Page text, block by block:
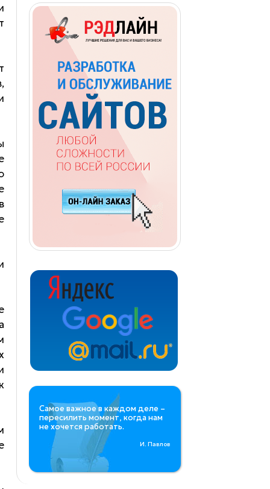
Самое важное в каждом деле –
пересилить момент, когда нам
не хочется работать.
И. Павлов